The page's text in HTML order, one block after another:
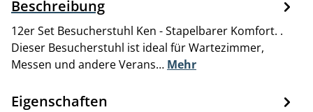
Beschreibung
12er Set Besucherstuhl Ken - Stapelbarer Komfort. .
Dieser Besucherstuhl ist ideal für Wartezimmer,
Messen und andere Verans… Mehr
Eigenschaften